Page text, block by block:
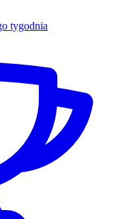
tygodnia